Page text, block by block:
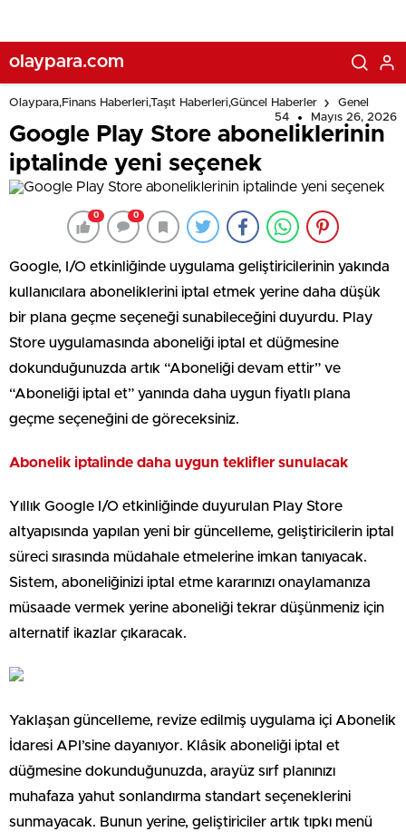
olaypara.com
Olaypara,Finans Haberleri,Taşıt Haberleri,Güncel Haberler
Genel
54
Mayıs 26, 2026
Google Play Store aboneliklerinin
iptalinde yeni seçenek
0 0
Google, I/O etkinliğinde uygulama geliştiricilerinin yakında
kullanıcılara aboneliklerini iptal etmek yerine daha düşük
bir plana geçme seçeneği sunabileceğini duyurdu. Play
Store uygulamasında aboneliği iptal et düğmesine
dokunduğunuzda artık “Aboneliği devam ettir” ve
“Aboneliği iptal et” yanında daha uygun fiyatlı plana
geçme seçeneğini de göreceksiniz.
Abonelik iptalinde daha uygun teklifler sunulacak
Yıllık Google I/O etkinliğinde duyurulan Play Store
altyapısında yapılan yeni bir güncelleme, geliştiricilerin iptal
süreci sırasında müdahale etmelerine imkan tanıyacak.
Sistem, aboneliğinizi iptal etme kararınızı onaylamanıza
müsaade vermek yerine aboneliği tekrar düşünmeniz için
alternatif ikazlar çıkaracak.
Yaklaşan güncelleme, revize edilmiş uygulama içi Abonelik
İdaresi API’sine dayanıyor. Klâsik aboneliği iptal et
düğmesine dokunduğunuzda, arayüz sırf planınızı
muhafaza yahut sonlandırma standart seçeneklerini
sunmayacak. Bunun yerine, geliştiriciler artık tıpkı menü